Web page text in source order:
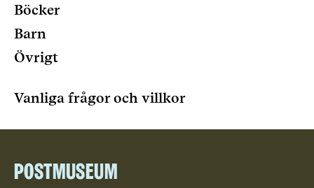
Böcker
Barn
Övrigt
Vanliga frågor och villkor
Postmuseum